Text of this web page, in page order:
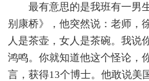
最有意思的是我班有一男
别康桥》，他突然说：老师，
人是茶壶，女人是茶碗。我说
鸿鸣。你就知道他这个怪论，
言，获得13个博士。他敢说美